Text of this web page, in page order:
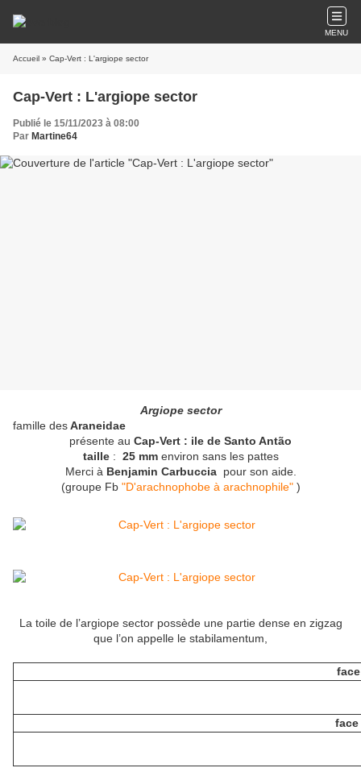
MENU
Accueil » Cap-Vert : L'argiope sector
Cap-Vert : L'argiope sector
Publié le 15/11/2023 à 08:00
Par Martine64
Argiope sector
famille desAraneidae
présente au Cap-Vert : ile de Santo Antão
taille : 25 mmenviron sans les pattes
Merci à Benjamin Carbucciapour son aide.
(groupe Fb "D'arachnophobe à arachnophile")
La toile de l’argiope sector possède une partie dense en zigzag
que l’on appelle le stabilamentum,
face